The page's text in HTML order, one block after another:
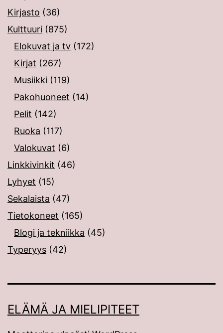
Kirjasto (36)
Kulttuuri (875)
Elokuvat ja tv (172)
Kirjat (267)
Musiikki (119)
Pakohuoneet (14)
Pelit (142)
Ruoka (117)
Valokuvat (6)
Linkkivinkit (46)
Lyhyet (15)
Sekalaista (47)
Tietokoneet (165)
Blogi ja tekniikka (45)
Typeryys (42)
ELÄMÄ JA MIELIPITEET